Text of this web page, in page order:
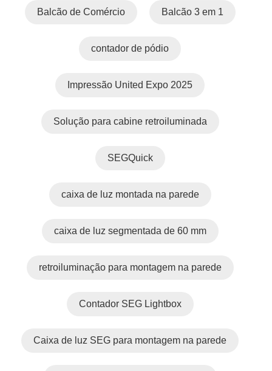
Balcão de Comércio Balcão 3 em 1
contador de pódio
Impressão United Expo 2025
Solução para cabine retroiluminada
SEGQuick
caixa de luz montada na parede
caixa de luz segmentada de 60 mm
retroiluminação para montagem na parede
Contador SEG Lightbox
Caixa de luz SEG para montagem na parede